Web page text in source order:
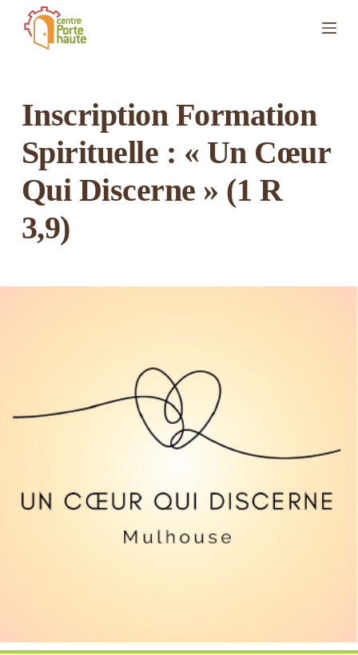
Inscription Formation
Spirituelle : « Un Cœur
Qui Discerne » (1 R
3,9)